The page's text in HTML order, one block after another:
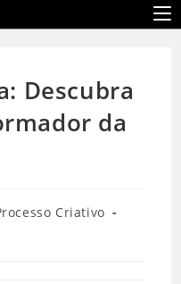
Descubra
da
Criativo